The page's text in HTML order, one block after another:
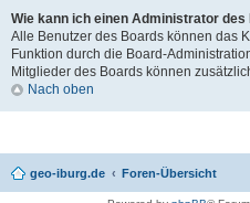
Wie kann ich einen Administrator
Alle Benutzer des Boards können das
Funktion durch die Board-
Mitglieder des Boards können
Nach oben
geo-iburg.de Foren-Übersicht